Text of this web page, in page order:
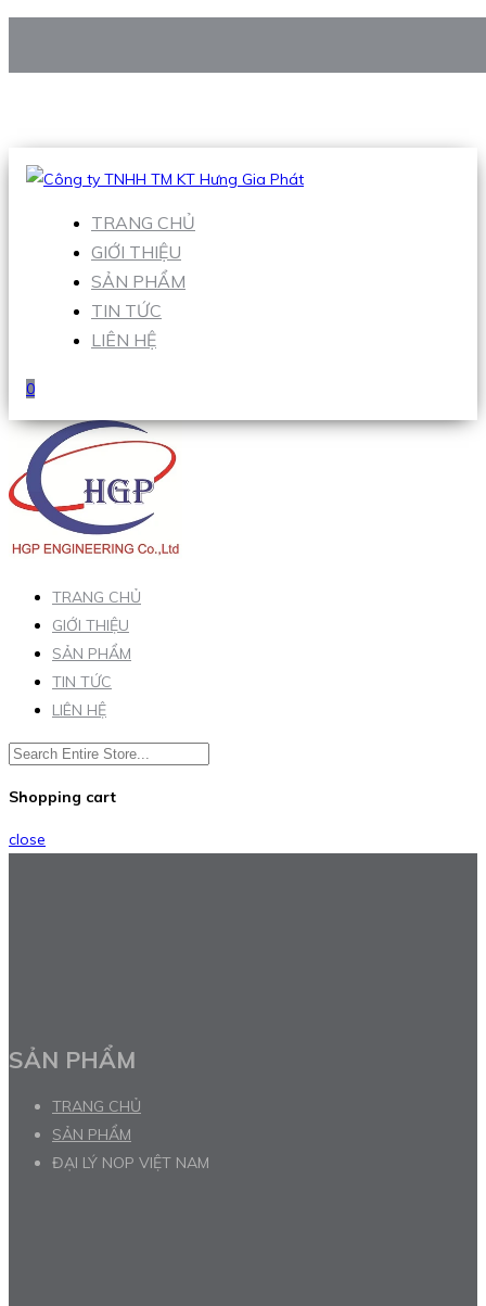
Hotline:0938 906 663
TRANG CHỦ
GIỚI THIỆU
SẢN PHẨM
TIN TỨC
LIÊN HỆ
0
TRANG CHỦ
GIỚI THIỆU
SẢN PHẨM
TIN TỨC
LIÊN HỆ
Shopping cart
close
SẢN PHẨM
TRANG CHỦ
SẢN PHẨM
ĐẠI LÝ NOP VIỆT NAM